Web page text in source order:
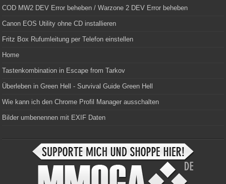
COD MW2 DEV Error beheben / Warzone 2 DEV Error beheben
Canon EOS Utility ohne CD installieren
Fritz Box Rufumleitung per Telefon einstellen
Home
Tastenkombination in Escape from Tarkov
Überleben in Green Hell - Survival Guide Green Hell
Wie kann ich den Chrome Profil Manager ausschalten
Bilder umbenennen mit EXIF Daten